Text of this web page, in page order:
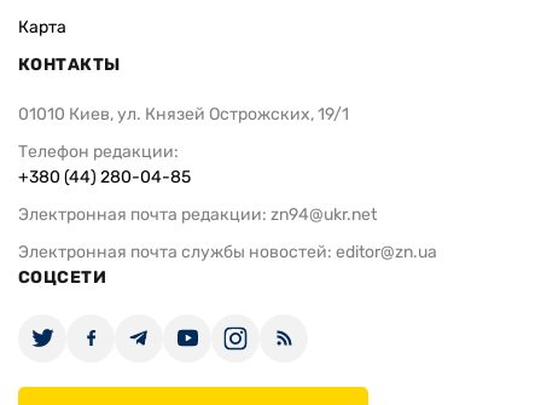
Карта
КОНТАКТЫ
01010 Киев, ул. Князей Острожских, 19/1
Телефон редакции:
+380 (44) 280-04-85
Электронная почта редакции: zn94@ukr.net
Электронная почта службы новостей: editor@zn.ua
СОЦСЕТИ